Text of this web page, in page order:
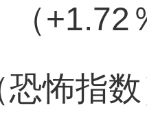
+1.72
恐怖